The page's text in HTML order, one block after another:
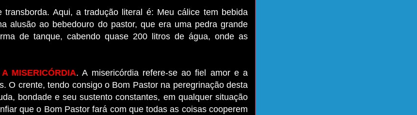
transborda. Aqui, a tradução literal é: Meu cálice tem bebida
alusão ao bebedouro do pastor, que era uma pedra grande
de tanque, cabendo quase 200 litros de água, onde as
MISERICÓRDIA. A misericórdia refere-se ao fiel amor e a
O crente, tendo consigo o Bom Pastor na peregrinação desta
bondade e seu sustento constantes, em qualquer situação
que o Bom Pastor fará com que todas as coisas cooperem